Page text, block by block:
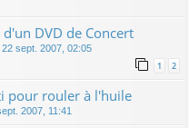
DVD de Concert
22 sept. 2007, 02:05
1 2
pour rouler à l'huile
2007, 11:41